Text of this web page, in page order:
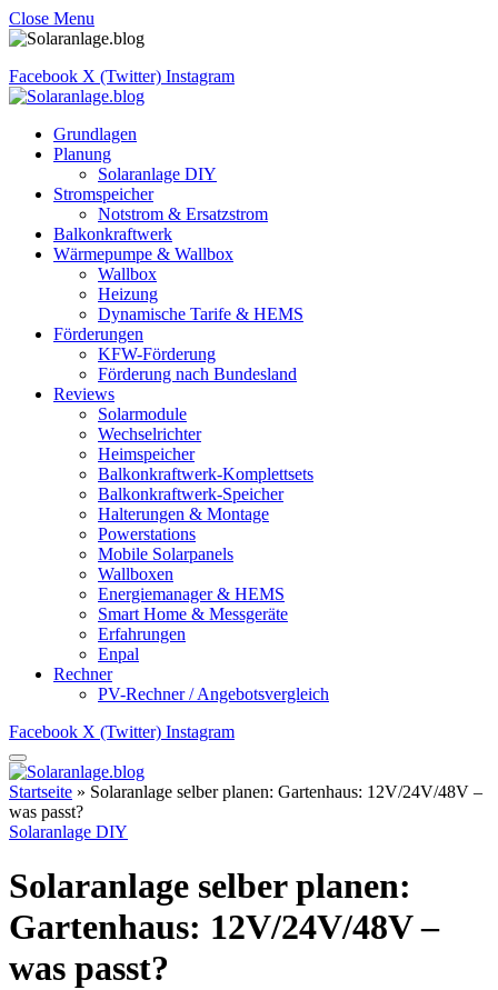
Close Menu
Facebook X (Twitter) Instagram
Grundlagen
Planung
Solaranlage DIY
Stromspeicher
Notstrom & Ersatzstrom
Balkonkraftwerk
Wärmepumpe & Wallbox
Wallbox
Heizung
Dynamische Tarife & HEMS
Förderungen
KFW-Förderung
Förderung nach Bundesland
Reviews
Solarmodule
Wechselrichter
Heimspeicher
Balkonkraftwerk-Komplettsets
Balkonkraftwerk-Speicher
Halterungen & Montage
Powerstations
Mobile Solarpanels
Wallboxen
Energiemanager & HEMS
Smart Home & Messgeräte
Erfahrungen
Enpal
Rechner
PV-Rechner / Angebotsvergleich
Facebook X (Twitter) Instagram
Startseite » Solaranlage selber planen: Gartenhaus: 12V/24V/48V –
was passt?
Solaranlage DIY
Solaranlage selber planen:
Gartenhaus: 12V/24V/48V –
was passt?